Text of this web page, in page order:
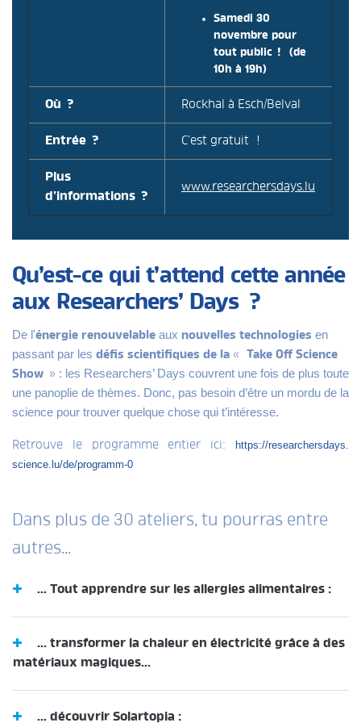
Samedi 30
novembre pour
tout public ! (de
10h à 19h)
Où ? Rockhal à Esch/Belval
Entrée ? C’est gratuit !
Plus
d’informations ?
www.researchersdays.lu
Qu’est-ce qui t’attend cette année
aux Researchers’ Days ?
De l'énergie renouvelable aux nouvelles technologies en
passant par les défis scientifiques de la «
Take Off Science
Show » : les Researchers’ Days couvrent une fois de plus toute
une panoplie de thèmes. Donc, pas besoin d’être un mordu de la
science pour trouver quelque chose qui t’intéresse.
Retrouve le programme entier ici:
https://researchersdays.
science.lu/de/programm-0
Dans plus de 30 ateliers, tu pourras entre
autres...
... Tout apprendre sur les allergies alimentaires :
matériaux magiques...
... découvrir Solartopia :